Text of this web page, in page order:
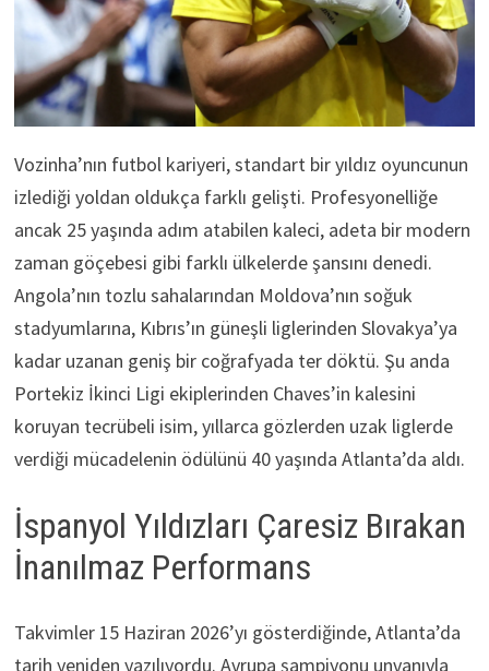
Vozinha’nın futbol kariyeri, standart bir yıldız oyuncunun
izlediği yoldan oldukça farklı gelişti. Profesyonelliğe
ancak 25 yaşında adım atabilen kaleci, adeta bir modern
zaman göçebesi gibi farklı ülkelerde şansını denedi.
Angola’nın tozlu sahalarından Moldova’nın soğuk
stadyumlarına, Kıbrıs’ın güneşli liglerinden Slovakya’ya
kadar uzanan geniş bir coğrafyada ter döktü. Şu anda
Portekiz İkinci Ligi ekiplerinden Chaves’in kalesini
koruyan tecrübeli isim, yıllarca gözlerden uzak liglerde
verdiği mücadelenin ödülünü 40 yaşında Atlanta’da aldı.
İspanyol Yıldızları Çaresiz Bırakan
İnanılmaz Performans
Takvimler 15 Haziran 2026’yı gösterdiğinde, Atlanta’da
tarih yeniden yazılıyordu. Avrupa şampiyonu unvanıyla